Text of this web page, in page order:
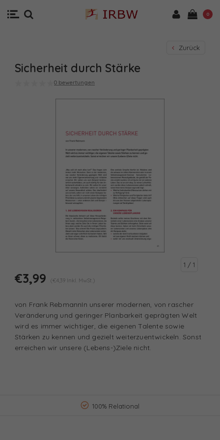
0
Zurück
Sicherheit durch Stärke
0 bewertungen
1 / 1
€3,99 (€4,39 Inkl. MwSt.)
von Frank RebmannIn unserer modernen, von rascher
Veränderung und geringer Planbarkeit geprägten Welt
wird es immer wichtiger, die eigenen Talente sowie
Stärken zu kennen und gezielt weiterzuentwickeln. Sonst
erreichen wir unsere (Lebens-)Ziele nicht.
100% Relational